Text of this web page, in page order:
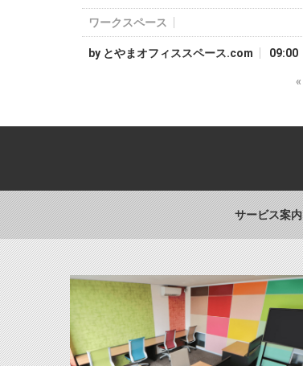
ワークスペース
by とやまオフィススペース.com 09:00
«
サービス案内